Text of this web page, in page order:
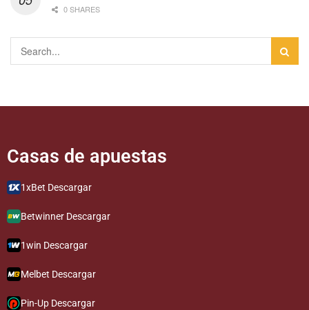
0 SHARES
Casas de apuestas​
1xBet Descargar
Betwinner Descargar
1win Descargar
Melbet Descargar
Pin-Up Descargar